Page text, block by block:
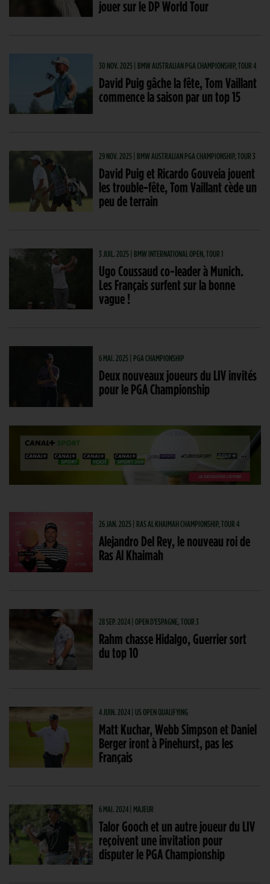
jouer sur le DP World Tour
30 NOV. 2025 | BMW AUSTRALIAN PGA CHAMPIONSHIP, TOUR 4
David Puig gâche la fête, Tom Vaillant
commence la saison par un top 15
29 NOV. 2025 | BMW AUSTRALIAN PGA CHAMPIONSHIP, TOUR 3
David Puig et Ricardo Gouveia jouent
les trouble-fête, Tom Vaillant cède un
peu de terrain
3 JUIL. 2025 | BMW INTERNATIONAL OPEN, TOUR 1
Ugo Coussaud co-leader à Munich.
Les Français surfent sur la bonne
vague !
6 MAI. 2025 | PGA CHAMPIONSHIP
Deux nouveaux joueurs du LIV invités
pour le PGA Championship
26 JAN. 2025 | RAS AL KHAIMAH CHAMPIONSHIP, TOUR 4
Alejandro Del Rey, le nouveau roi de
Ras Al Khaimah
28 SEP. 2024 | OPEN D'ESPAGNE, TOUR 3
Rahm chasse Hidalgo, Guerrier sort
du top 10
4 JUIN. 2024 | US OPEN QUALIFYING
Matt Kuchar, Webb Simpson et Daniel
Berger iront à Pinehurst, pas les
Français
6 MAI. 2024 | MAJEUR
Talor Gooch et un autre joueur du LIV
reçoivent une invitation pour
disputer le PGA Championship